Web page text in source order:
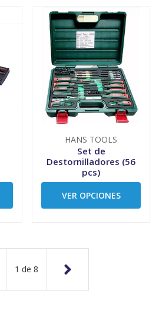
HANS TOOLS
Set de
Destornilladores (56
pcs)
VER OPCIONES
1 de 8